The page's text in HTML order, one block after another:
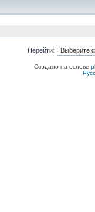
Перейти:
Создано на основе